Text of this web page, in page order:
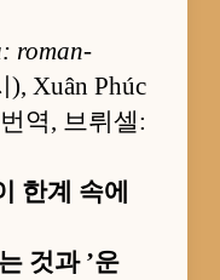
roman-
Xuân Phúc
역, 브뤼셀:
한계 속에
것과 ’운